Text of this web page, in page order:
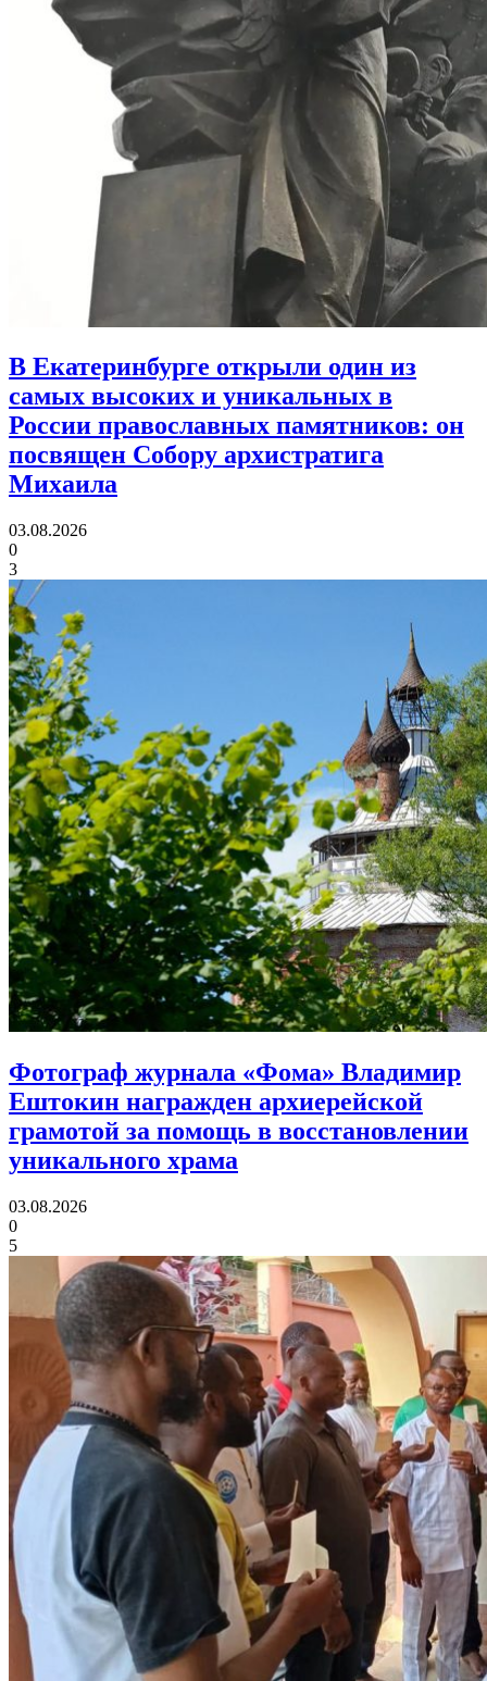
В Екатеринбурге открыли один из
самых высоких и уникальных в
России православных памятников: он
посвящен Собору архистратига
Михаила
03.08.2026
0
3
Фотограф журнала «Фома» Владимир
Ештокин награжден архиерейской
грамотой за помощь в восстановлении
уникального храма
03.08.2026
0
5